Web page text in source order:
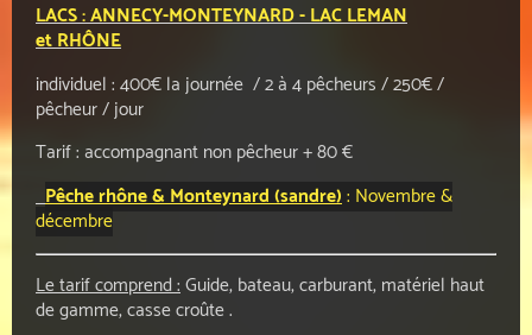
LACS : ANNECY-MONTEYNARD -LAC LEMAN
etRHÔNE
individuel : 400€ la journée / 2 à 4 pêcheurs / 250€ /
pêcheur / jour
Tarif : accompagnant non pêcheur + 80 €
Pêche rhône & Monteynard (sandre): Novembre &
décembre
Le tarif comprend :Guide, bateau, carburant, matériel haut
de gamme, casse croûte .